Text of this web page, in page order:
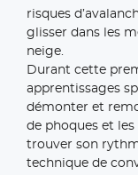
risques
glisser dans les
neige.
Durant cette
apprentissages
démonter et
de phoques et
trouver son
technique de